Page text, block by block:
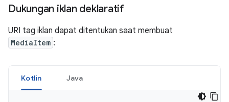
Dukungan iklan deklaratif
URI tag iklan dapat ditentukan saat membuat
MediaItem :
Kotlin Java